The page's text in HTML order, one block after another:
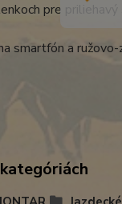
pre priliehavý
smartfón a